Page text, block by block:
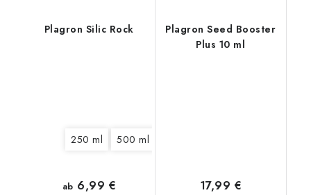
Plagron Silic Rock
250 ml 500 ml
ab 6,99 €
Plagron Seed Booster
Plus 10 ml
17,99 €